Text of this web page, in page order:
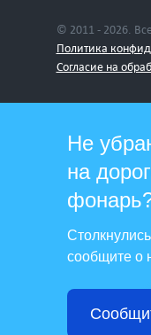
© 2011 - 2026.
Политика
Cогласие на
Не
на
сообщите о